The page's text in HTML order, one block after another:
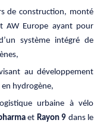
de construction, monté
AW Europe ayant pour
système intégré de
au développement
en hydrogène,
urbaine à vélo
et Rayon 9 dans le